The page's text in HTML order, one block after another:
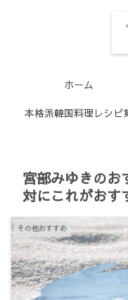
ホーム
本格派韓国料理レシピ
宮部みゆきのお
対にこれがおす
その他おすすめ